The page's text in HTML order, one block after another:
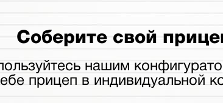
Соберите свой
нашим
прицеп в индивидуальной